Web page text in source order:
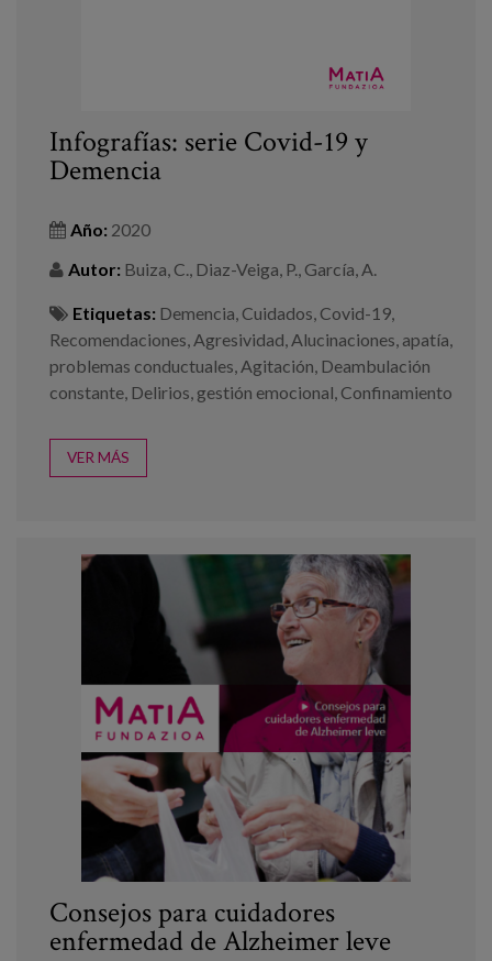
Canal de denuncias
Infografías: serie Covid-19 y
Demencia
Año: 2020
Autor: Buiza, C., Diaz-Veiga, P., García, A.
Etiquetas: Demencia, Cuidados, Covid-19,
Recomendaciones, Agresividad, Alucinaciones, apatía,
problemas conductuales, Agitación, Deambulación
constante, Delirios, gestión emocional, Confinamiento
VER MÁS
Consejos para cuidadores
enfermedad de Alzheimer leve